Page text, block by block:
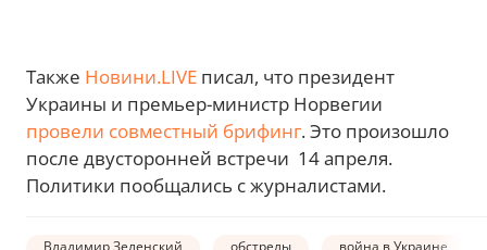
Также Новини.LIVE писал, что президент
Украины и премьер-министр Норвегии
провели совместный брифинг. Это произошло
после двусторонней встречи 14 апреля.
Политики пообщались с журналистами.
Владимир Зеленский обстрелы война в Украине